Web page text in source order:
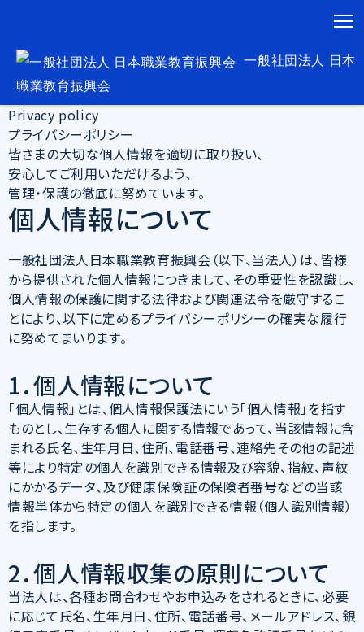
一般社団法人 日本
職業教育振興会
Privacy policy
プライバシーポリシー
皆さまの大切な個人情報を適切に取り扱い、
安心してご利用いただけるよう、
管理・保護の徹底に努めています。
個人情報について
一般社団法人日本職業教育振興会（以下、当法人）は、皆様
から提供された個人情報につきまして、その重要性を認識し、
個人情報の保護に関する法律および関連法令を厳守するこ
とにより、以下に定めるプライバシーポリシーの確実な履行
に努めてまいります。
1．個人情報について
「個人情報」とは、個人情報保護法にいう「個人情報」を指す
ものとし、生存する個人に関する情報であって、当該情報に含
まれる氏名、生年月日、住所、電話番号、連絡先その他の記述
等により特定の個人を識別できる情報及び容貌、指紋、声紋
にかかるデータ、及び健康保険証の保険者番号などの当該
情報単体から特定の個人を識別できる情報（個人識別情報）
を指します。
2．個人情報収集の原則について
当法人は、各種お問合わせやお申込みをされるときに、必要
に応じて氏名、生年月日、住所、電話番号、メールアドレス、銀